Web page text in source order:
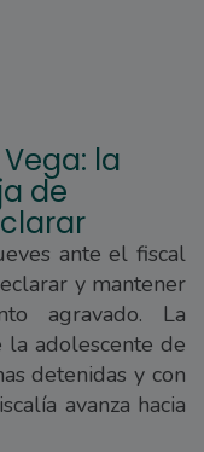
la
de
ante el fiscal
y mantener
agravado. La
adolescente de
detenidas y con
avanza hacia